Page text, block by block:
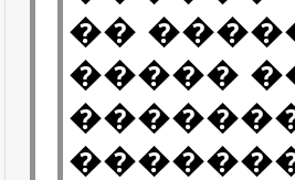
��
�����